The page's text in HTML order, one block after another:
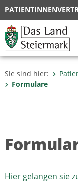
Sie sind hier:
Formulare
Hier gelangen sie